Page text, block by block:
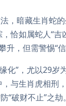
法，暗藏生肖
恰如属蛇人“
升，但需警惕“
化”，尤以29
与生肖虎相刑
“破财不止”之劫。